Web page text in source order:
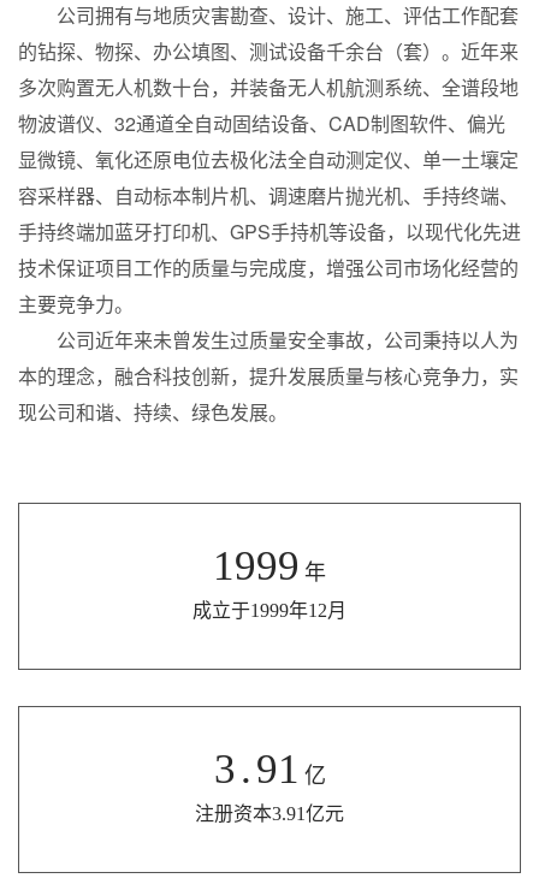
公司拥有与地质灾害勘查、设计、施工、评估工作配套
的钻探、物探、办公填图、测试设备千余台（套）。近年来
多次购置无人机数十台，并装备无人机航测系统、全谱段地
物波谱仪、32通道全自动固结设备、CAD制图软件、偏光
显微镜、氧化还原电位去极化法全自动测定仪、单一土壤定
容采样器、自动标本制片机、调速磨片抛光机、手持终端、
手持终端加蓝牙打印机、GPS手持机等设备，以现代化先进
技术保证项目工作的质量与完成度，增强公司市场化经营的
主要竞争力。
公司近年来未曾发生过质量安全事故，公司秉持以人为
本的理念，融合科技创新，提升发展质量与核心竞争力，实
现公司和谐、持续、绿色发展。
1999 年
成立于1999年12月
3.91 亿
注册资本3.91亿元